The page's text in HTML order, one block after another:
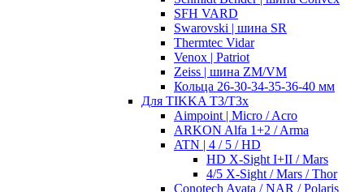
SFH VARD
Swarovski | шина SR
Thermtec Vidar
Venox | Patriot
Zeiss | шина ZM/VM
Кольца 26-30-34-35-36-40 мм
Для TIKKA T3/T3x
Aimpoint | Micro / Acro
ARKON Alfa 1+2 / Arma
ATN | 4 / 5 / HD
HD X-Sight I+II / Mars
4/5 X-Sight / Mars / Thor
Conotech Avata / NAR / Polaris